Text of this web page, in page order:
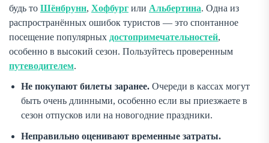
будь то Шёнбрунн, Хофбург или Альбертина. Одна из
распространённых ошибок туристов — это спонтанное
посещение популярных достопримечательностей,
особенно в высокий сезон. Пользуйтесь проверенным
путеводителем.
Не покупают билеты заранее. Очереди в кассах могут
быть очень длинными, особенно если вы приезжаете в
сезон отпусков или на новогодние праздники.
Неправильно оценивают временные затраты.